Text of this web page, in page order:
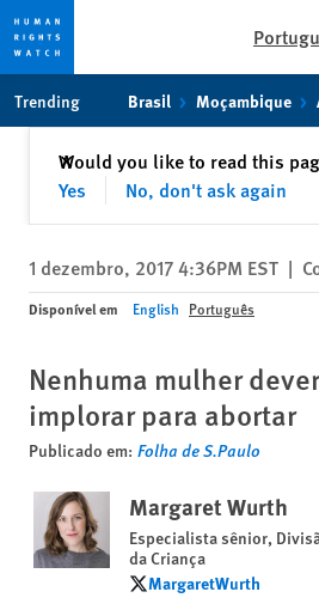
content
Trending Brasil Moçambique
Would you like to read this
Yes
No, don't ask again
✕Fechar
1 dezembro, 2017 4:36PM EST |
Disponível em English Português
Nenhuma mulher
implorar para abortar
Publicado em: Folha de S.Paulo
Margaret Wurth
Especialista sênior,
da Criança
MargaretWurth
MargaretWurth